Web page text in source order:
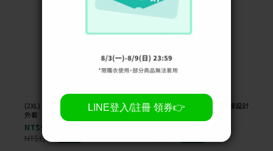
(2XL) rue xi 毛毛連帽兔耳朵白色
外套
NT$99
NT$1,000
(M) the madre 西裝撞色車線設計
灰色外套